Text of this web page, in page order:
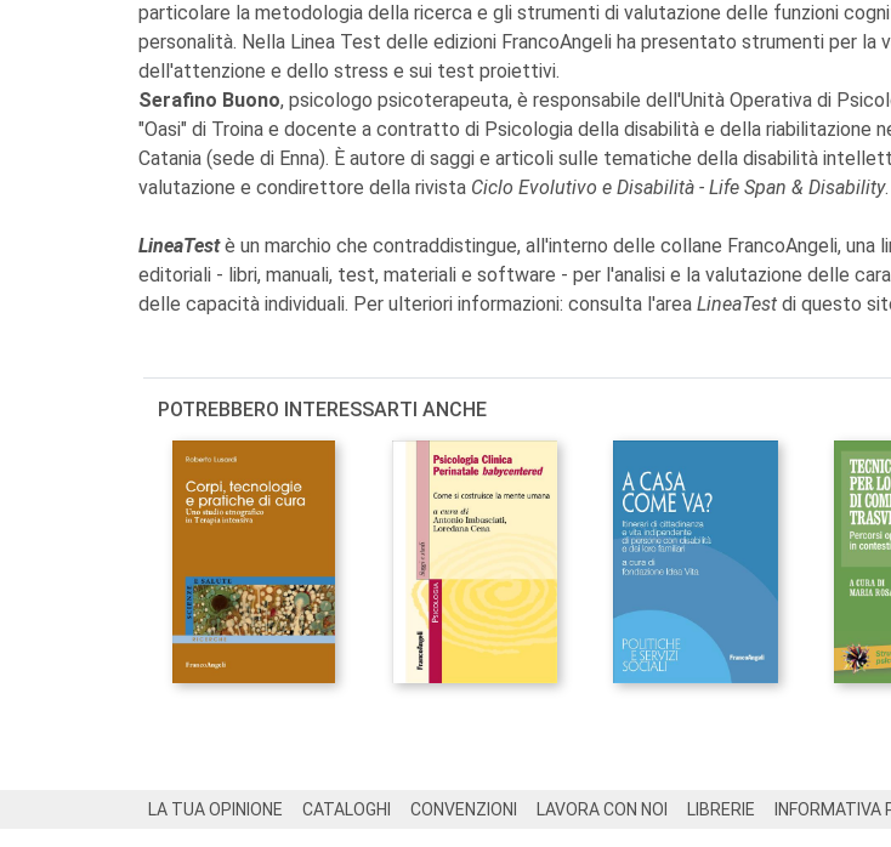
particolare la metodologia della ricerca e gli strumenti di valutazione delle funzioni
personalità. Nella Linea Test delle edizioni FrancoAngeli ha presentato strumenti per la
dell'attenzione e dello stress e sui test proiettivi.
Serafino Buono, psicologo psicoterapeuta, è responsabile dell'Unità Operativa di
"Oasi" di Troina e docente a contratto di Psicologia della disabilità e della riabilitazione
Catania (sede di Enna). È autore di saggi e articoli sulle tematiche della disabilità
valutazione e condirettore della rivista Ciclo Evolutivo e Disabilità - Life Span & Disability.
LineaTestè un marchio che contraddistingue, all'interno delle collane FrancoAngeli, una
editoriali - libri, manuali, test, materiali e software - per l'analisi e la valutazione delle
delle capacità individuali. Per ulteriori informazioni: consulta l'area LineaTest di questo
POTREBBERO INTERESSARTI ANCHE
LA TUA OPINIONE CATALOGHI CONVENZIONI LAVORA CON NOI LIBRERIE INFORMATIVA